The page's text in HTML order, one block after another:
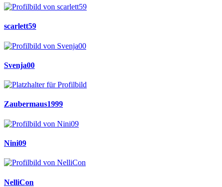
scarlett59
Svenja00
Zaubermaus1999
Nini09
NelliCon